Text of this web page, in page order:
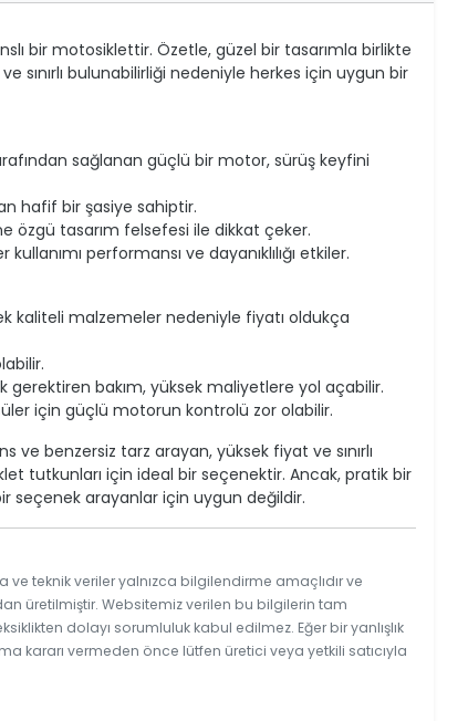
bir motosiklettir. Özetle, güzel bir tasarımla birlikte
sınırlı bulunabilirliği nedeniyle herkes için uygun bir
sağlanan güçlü bir motor, sürüş keyfini
hafif bir şasiye sahiptir.
özgü tasarım felsefesi ile dikkat çeker.
performansı ve dayanıklılığı etkiler.
kaliteli malzemeler nedeniyle fiyatı oldukça
gerektiren bakım, yüksek maliyetlere yol açabilir.
için güçlü motorun kontrolü zor olabilir.
ve benzersiz tarz arayan, yüksek fiyat ve sınırlı
tutkunları için ideal bir seçenektir. Ancak, pratik bir
seçenek arayanlar için uygun değildir.
ve teknik veriler yalnızca bilgilendirme amaçlıdır ve
üretilmiştir. Websitemiz verilen bu bilgilerin tam
dolayı sorumluluk kabul edilmez. Eğer bir yanlışlık
kararı vermeden önce lütfen üretici veya yetkili satıcıyla